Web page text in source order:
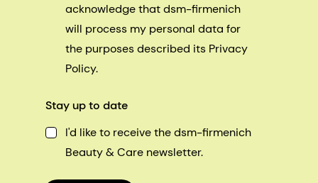
acknowledge that dsm-firmenich
will process my personal data for
the purposes described its Privacy
Policy.
Stay up to date
I'd like to receive the dsm-firmenich
Beauty & Care newsletter.